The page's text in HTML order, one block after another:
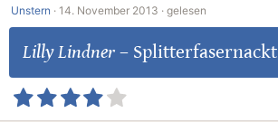
Unstern · 14. November 2013 · gelesen
Lilly Lindner– Splitterfasernackt